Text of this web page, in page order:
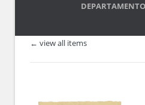
← view all items